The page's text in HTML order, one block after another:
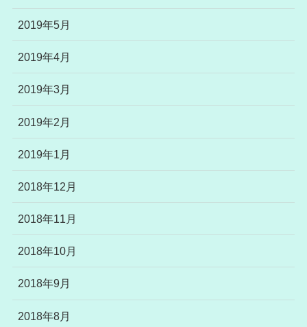
2019年5月
2019年4月
2019年3月
2019年2月
2019年1月
2018年12月
2018年11月
2018年10月
2018年9月
2018年8月